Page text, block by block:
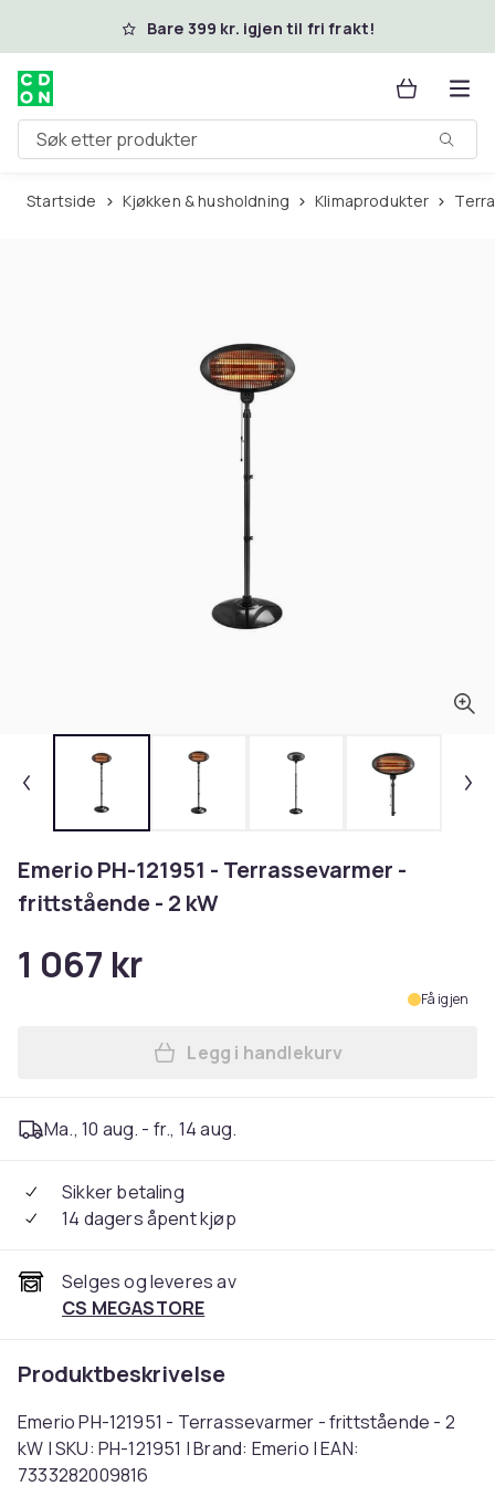
Hopp til hovedinnholdBare 399 kr. igjen til fri frakt!
Søk etter produkter
Startside Kjøkken & husholdning Klimaprodukter
Emerio PH-121951 - Terrassevarmer -
frittstående - 2 kW
1 067 kr
Få igjen
Legg Emerio PH-121951 -
Legg i handlekurv
Ma., 10 aug. - fr., 14 aug.
Sikker betaling
14 dagers åpent kjøp
Selges og leveres av
CS MEGASTORE
Produktbeskrivelse
Emerio PH-121951 - Terrassevarmer - frittstående - 2
kW | SKU: PH-121951 | Brand: Emerio | EAN:
7333282009816